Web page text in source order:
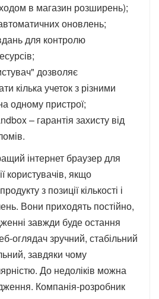
в магазин розширень);
оновлень;
для контролю
дозволяє
кілька учеток з різними
одному пристрої;
– гарантія захисту від
інтернет браузер для
користувачів, якщо
з позиції кількості і
Вони приходять постійно,
завжди буде остання
оглядач зручний, стабільний
завдяки чому
До недоліків можна
Компанія-розробник